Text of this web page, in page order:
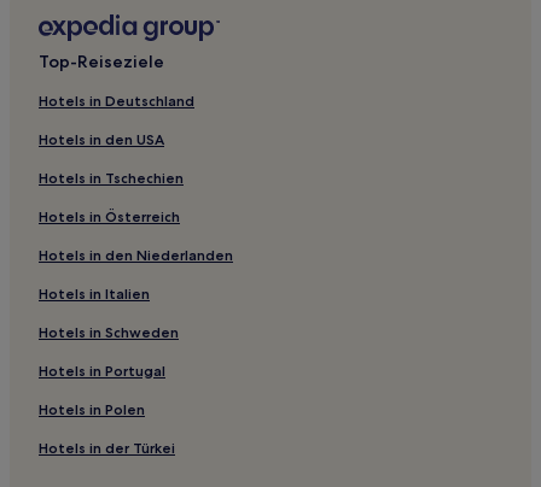
Mattersburg Hotels
Mattersburg: Hotels
Bezirk Eisenstadt-Umgebung: Hotels
Oberpullendorf: Hotels
Lutzmannsburg Hotels
Hotels nahe Bahnhof Gols
Hotels nahe Bahnhof Pamhagen
Hotels nahe Bahnhof Neusiedl am See
Oggau Hotels
Hotels nahe Bahnhof Deutschkreutz
Top-Reiseziele
Hotels in Deutschland
Hotels in den USA
Hotels in Tschechien
Hotels in Österreich
Hotels in den Niederlanden
Hotels in Italien
Hotels in Schweden
Hotels in Portugal
Hotels in Polen
Hotels in der Türkei